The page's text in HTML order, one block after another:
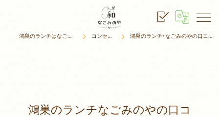
鴻巣のランチはなごみのや コンセプト 鴻巣のランチ･なごみのやの口コミ情報
鴻巣のランチなごみのやの口コ